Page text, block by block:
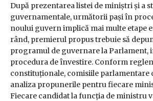
După prezentarea listei de miniștri și a
guvernamentale, următorii pași în
noului guvern implică mai multe etape
rând, premierul propus trebuie să
programul de guvernare la Parlament,
procedura de învestire. Conform
constituționale, comisiile parlamentare
analiza propunerile pentru fiecare
Fiecare candidat la funcția de ministru